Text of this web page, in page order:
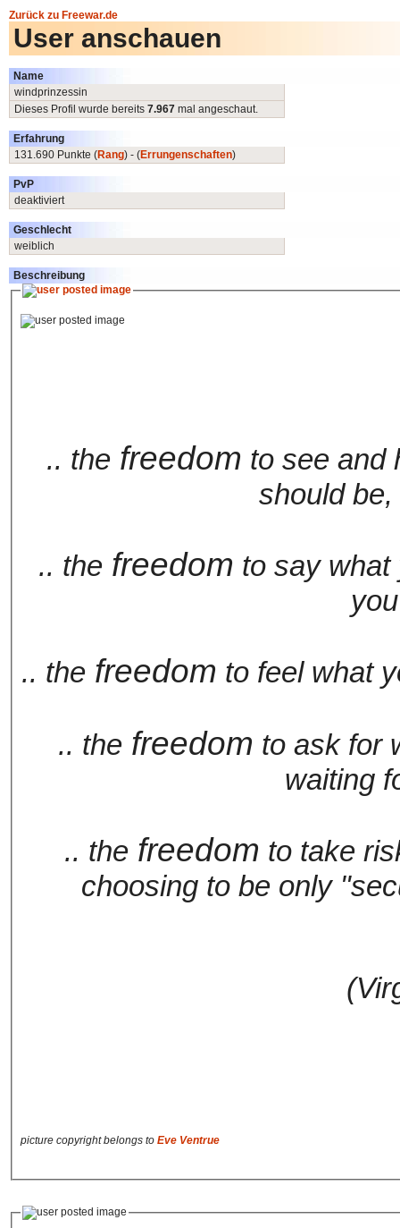
Zurück zu Freewar.de
User anschauen
Name
windprinzessin
Dieses Profil wurde bereits 7.967 mal angeschaut.
Erfahrung
131.690 Punkte (Rang) - (Errungenschaften)
PvP
deaktiviert
Geschlecht
weiblich
Beschreibung
.. the freedom to see and
should
.. the freedom to say what
.. the freedom to feel what
.. the freedom to ask for
waiting
.. the freedom to take
choosing to be only
picture copyright belongs to Eve Ventrue